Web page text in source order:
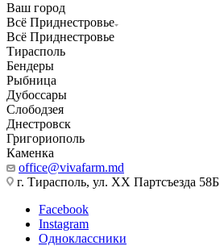
Ваш город
Всё Приднестровье
Всё Приднестровье
Тирасполь
Бендеры
Рыбница
Дубоссары
Слободзея
Днестровск
Григориополь
Каменка
office@vivafarm.md
г. Тирасполь, ул. ХХ Партсъезда 58Б
Facebook
Instagram
Одноклассники